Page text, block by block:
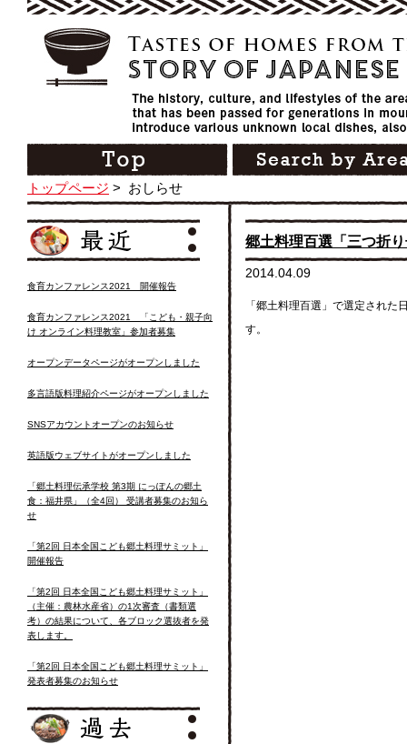
トップページ > おしらせ
郷土料理百選「三つ折
2014.04.09
「郷土料理百選」で選定され
す。
食育カンファレンス2021 開催報告
食育カンファレンス2021 「こども・親子向
け オンライン料理教室」参加者募集
オープンデータページがオープンしました
多言語版料理紹介ページがオープンしました
SNSアカウントオープンのお知らせ
英語版ウェブサイトがオープンしました
「郷土料理伝承学校 第3期 にっぽんの郷土
食：福井県」（全4回） 受講者募集のお知ら
せ
「第2回 日本全国こども郷土料理サミット」
開催報告
「第2回 日本全国こども郷土料理サミット」
（主催：農林水産省）の1次審査（書類選
考）の結果について、各ブロック選抜者を発
表します。
「第2回 日本全国こども郷土料理サミット」
発表者募集のお知らせ